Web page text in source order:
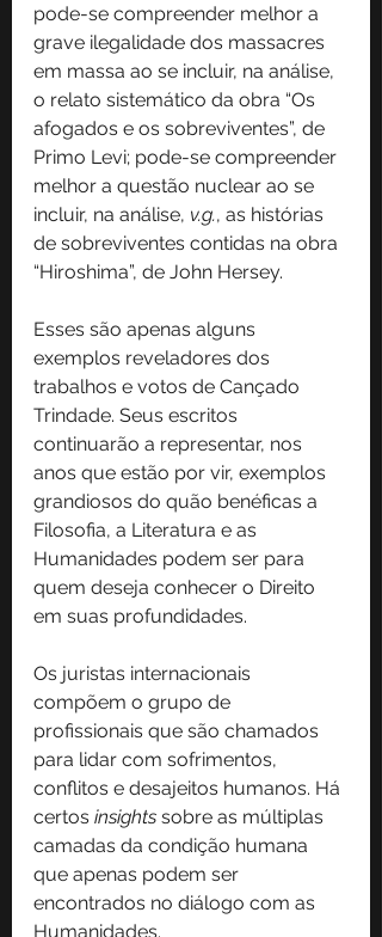
pode-se compreender melhor a
grave ilegalidade dos massacres
em massa ao se incluir, na análise,
o relato sistemático da obra “Os
afogados e os sobreviventes”, de
Primo Levi; pode-se compreender
melhor a questão nuclear ao se
incluir, na análise, v.g., as histórias
de sobreviventes contidas na obra
“Hiroshima”, de John Hersey.
Esses são apenas alguns
exemplos reveladores dos
trabalhos e votos de Cançado
Trindade. Seus escritos
continuarão a representar, nos
anos que estão por vir, exemplos
grandiosos do quão benéficas a
Filosofia, a Literatura e as
Humanidades podem ser para
quem deseja conhecer o Direito
em suas profundidades.
Os juristas internacionais
compõem o grupo de
profissionais que são chamados
para lidar com sofrimentos,
conflitos e desajeitos humanos. Há
certos insights sobre as múltiplas
camadas da condição humana
que apenas podem ser
encontrados no diálogo com as
Humanidades.